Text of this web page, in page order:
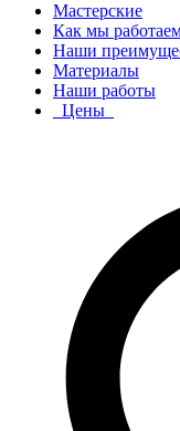
Мастерские
Как мы
Наши
Материалы
Наши работы
Цены